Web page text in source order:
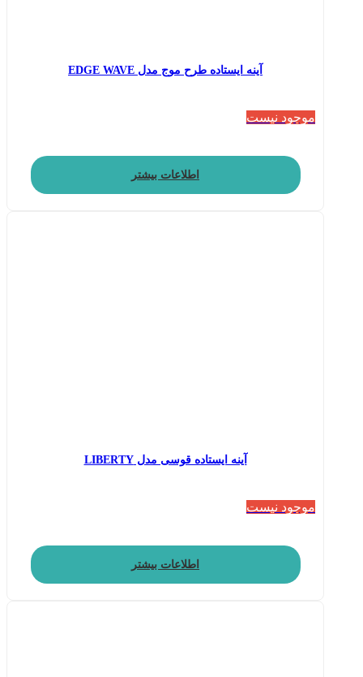
آینه ایستاده طرح موج مدل EDGE WAVE
موجود نیست
اطلاعات بیشتر
آینه ایستاده قوسی مدل LIBERTY
موجود نیست
اطلاعات بیشتر